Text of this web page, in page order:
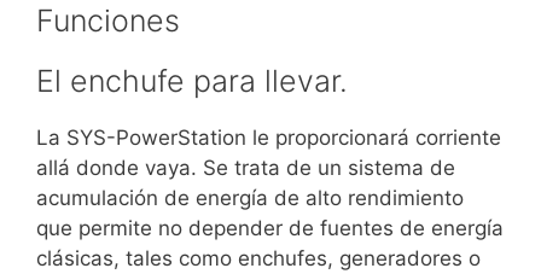
Funciones
El enchufe para llevar.
La SYS-PowerStation le proporcionará corriente
allá donde vaya. Se trata de un sistema de
acumulación de energía de alto rendimiento
que permite no depender de fuentes de energía
clásicas, tales como enchufes, generadores o